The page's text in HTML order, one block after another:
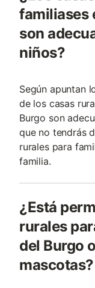
familiases
son
niños?
Según apuntan
de los casas
Burgo son
que no tendrás
rurales para
familia.
¿Está
rurales
del Burgo
mascotas?